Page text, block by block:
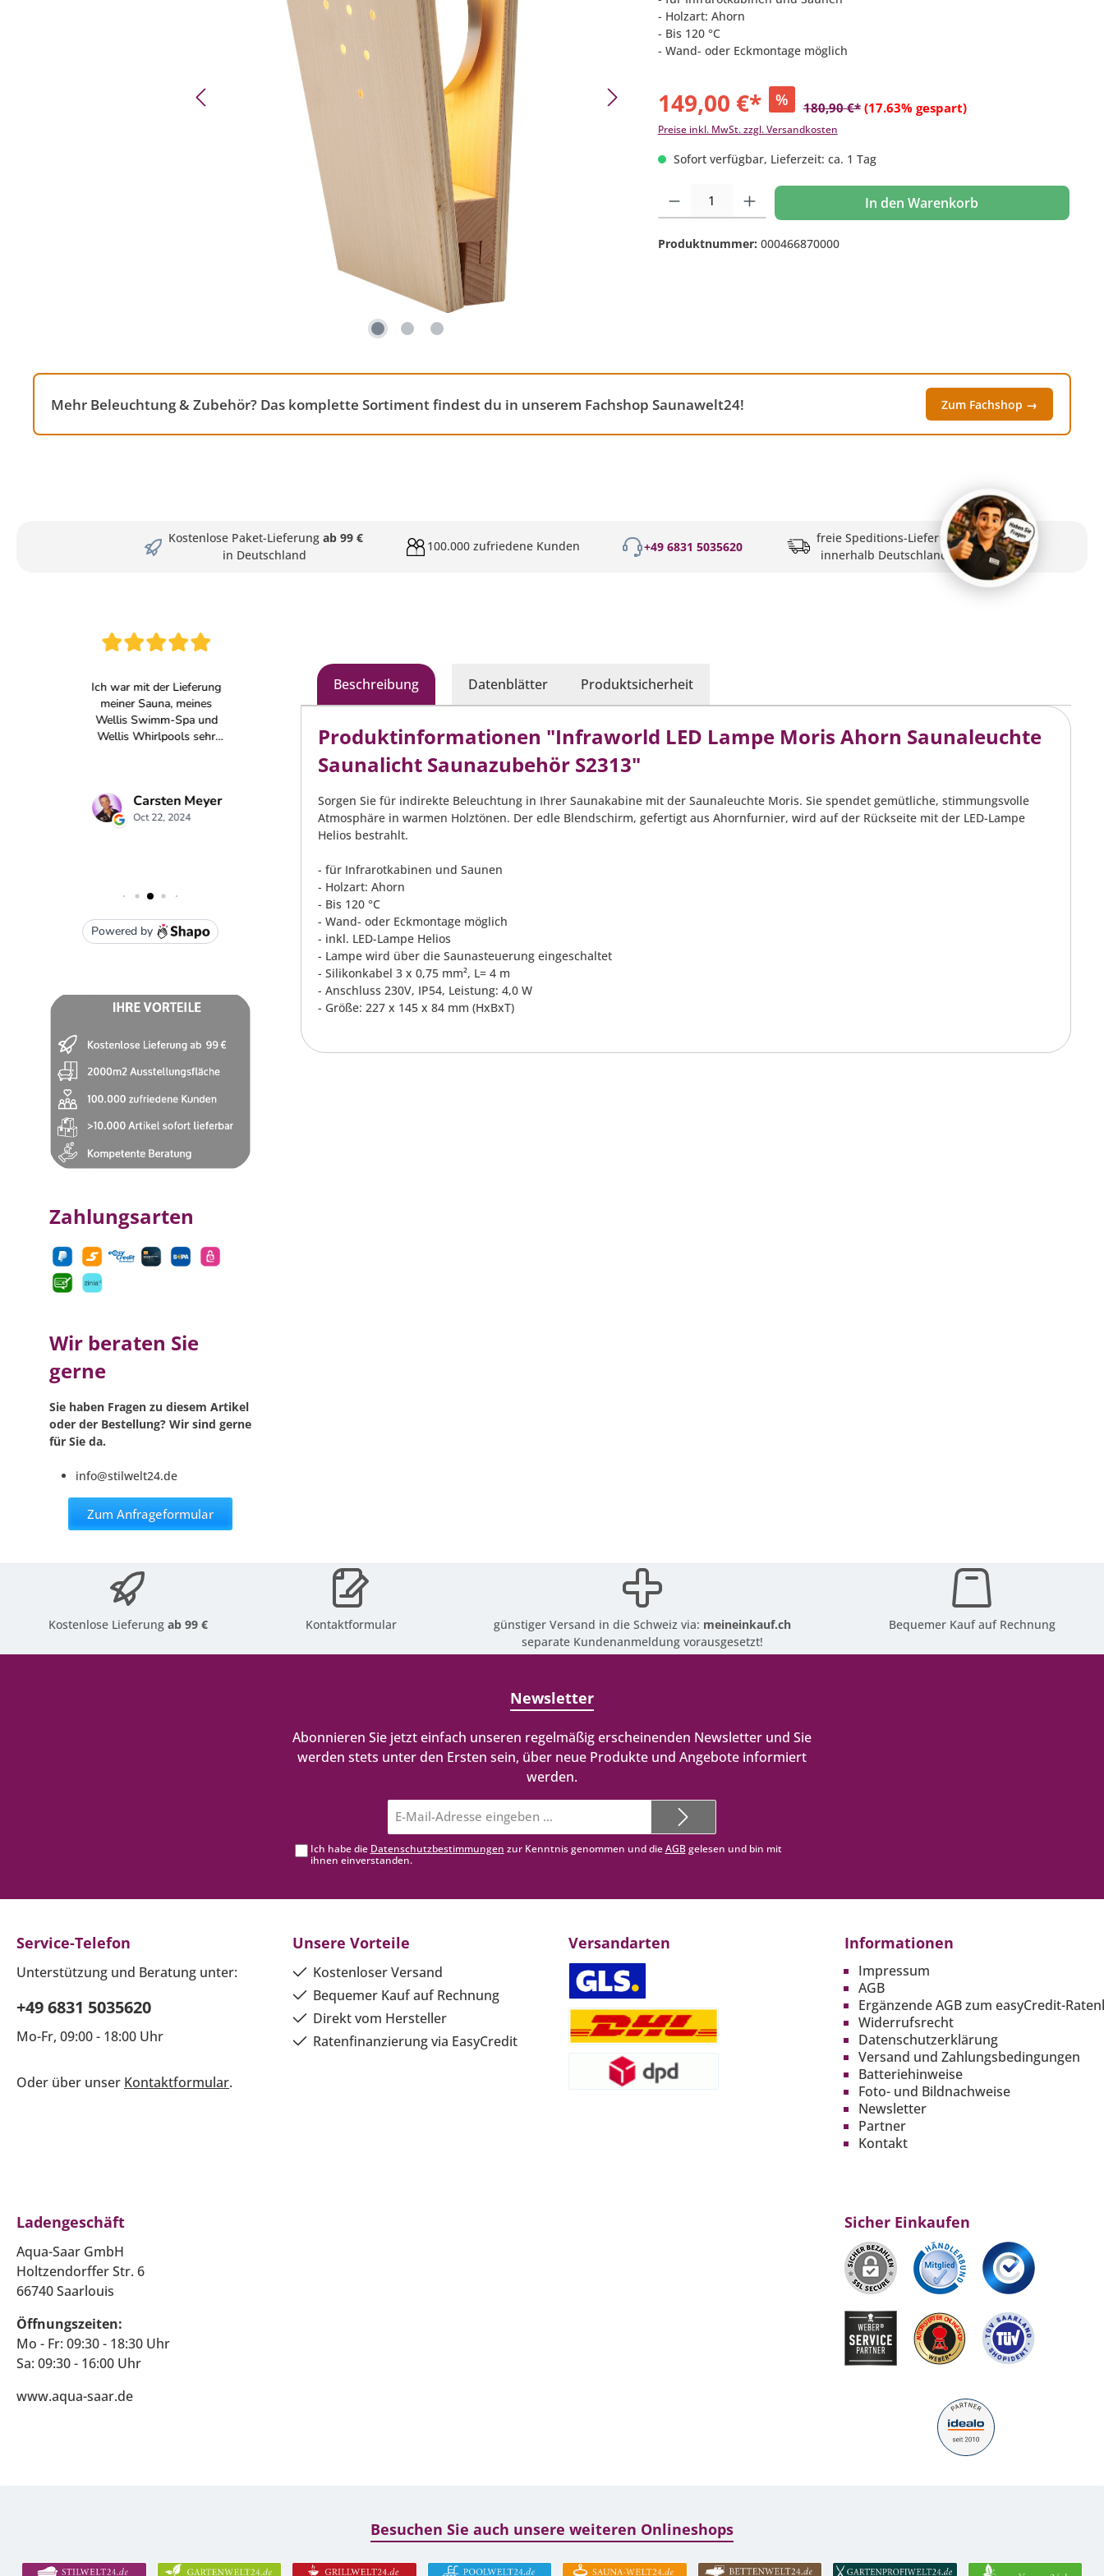
- Holzart: Ahorn
- Bis 120 °C
- Wand- oder Eckmontage möglich
149,00 €* % 180,90 €* (17.63% gespart)
Preise inkl. MwSt. zzgl. Versandkosten
Sofort verfügbar, Lieferzeit: ca. 1 Tag
Produkt Anzahl: Gib den gewünschten Wert ein oder benutze die Schaltflächen um die
In den Warenkorb
Produktnummer: 000466870000
Mehr Beleuchtung & Zubehör? Das komplette Sortiment findest du in unserem Fachshop Saunawelt24! Zum Fachshop →
Kostenlose Paket-Lieferung ab 99 €
in Deutschland
100.000 zufriedene Kunden +49 6831 5035620
freie Speditions-Lieferung
innerhalb Deutschlands
Zahlungsarten
Wir beraten Sie
gerne
Sie haben Fragen zu diesem Artikel
oder der Bestellung? Wir sind gerne
für Sie da.
info@stilwelt24.de
Zum Anfrageformular
Beschreibung Datenblätter Produktsicherheit
Produktinformationen "Infraworld LED Lampe Moris Ahorn Saunaleuchte
Saunalicht Saunazubehör S2313"
Sorgen Sie für indirekte Beleuchtung in Ihrer Saunakabine mit der Saunaleuchte Moris. Sie spendet gemütliche, stimmungsvolle
Atmosphäre in warmen Holztönen. Der edle Blendschirm, gefertigt aus Ahornfurnier, wird auf der Rückseite mit der LED-Lampe
Helios bestrahlt.
- für Infrarotkabinen und Saunen
- Holzart: Ahorn
- Bis 120 °C
- Wand- oder Eckmontage möglich
- inkl. LED-Lampe Helios
- Lampe wird über die Saunasteuerung eingeschaltet
- Silikonkabel 3 x 0,75 mm², L= 4 m
- Anschluss 230V, IP54, Leistung: 4,0 W
- Größe: 227 x 145 x 84 mm (HxBxT)
Kostenlose Lieferungab 99 € Kontaktformular günstiger Versand in die Schweiz via: meineinkauf.ch
separate Kundenanmeldung vorausgesetzt!
Bequemer Kauf auf Rechnung
Newsletter
Abonnieren Sie jetzt einfach unseren regelmäßig erscheinenden Newsletter und Sie
werden stets unter den Ersten sein, über neue Produkte und Angebote informiert
werden.
Mail-
Adresse*
Ich habe die Datenschutzbestimmungen zur Kenntnis genommen und dieAGBgelesen und bin mit
ihnen einverstanden.
Service-Telefon
Unterstützung und Beratung unter:
+49 6831 5035620
Mo-Fr, 09:00 - 18:00 Uhr
Oder über unser Kontaktformular.
Unsere Vorteile
Kostenloser Versand
Bequemer Kauf auf Rechnung
Direkt vom Hersteller
Ratenfinanzierung via EasyCredit
Versandarten Informationen
Impressum
AGB
Ergänzende AGB zum easyCredit-
Widerrufsrecht
Datenschutzerklärung
Versand und Zahlungsbedingungen
Batteriehinweise
Foto- und Bildnachweise
Newsletter
Partner
Kontakt
Ladengeschäft
Aqua-Saar GmbH
Holtzendorffer Str. 6
66740 Saarlouis
Öffnungszeiten:
Mo - Fr: 09:30 - 18:30 Uhr
Sa: 09:30 - 16:00 Uhr
www.aqua-saar.de
Sicher Einkaufen
Besuchen Sie auch unsere weiteren Onlineshops